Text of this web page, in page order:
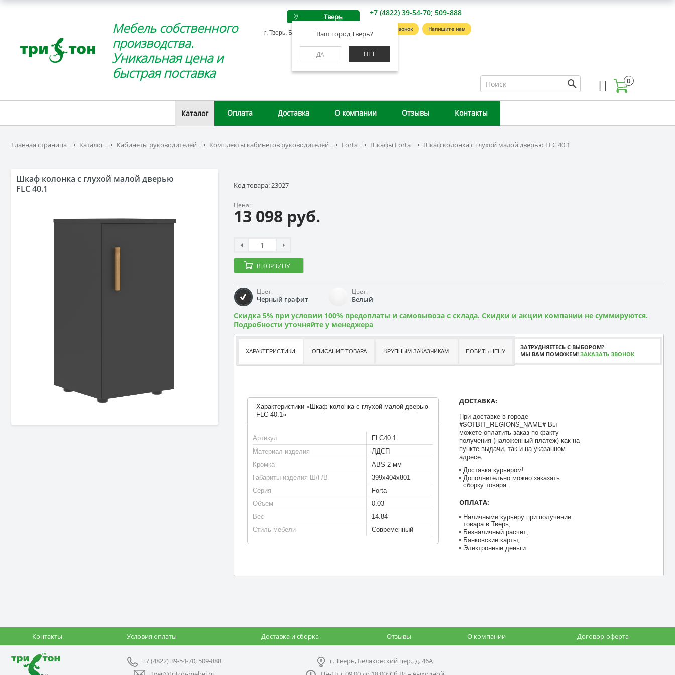
Мебель собственного
производства.
Уникальная цена и
быстрая поставка
Тверь
Ваш город Тверь?
ДА НЕТ
г. Тверь, Беляковский пер., д. 46А
+7 (4822) 39-54-70; 509-888
Заказать звонок Напишите нам
0
Каталог Оплата Доставка О компании Отзывы Контакты
Главная страница Каталог Кабинеты руководителей Комплекты кабинетов руководителей Forta Шкафы Forta Шкаф колонка с глухой малой дверью FLC 40.1
Шкаф колонка с глухой малой дверью
FLC 40.1
Код товара: 23027
Цена:
13 098 руб.
В КОРЗИНУ
Цвет:
Черный графит
Цвет:
Белый
Скидка 5% при условии 100% предоплаты и самовывоза с склада. Скидки и акции компании не суммируются.
Подробности уточняйте у менеджера
ХАРАКТЕРИСТИКИ ОПИСАНИЕ ТОВАРА КРУПНЫМ ЗАКАЗЧИКАМ ПОБИТЬ ЦЕНУ
ЗАТРУДНЯЕТЕСЬ С ВЫБОРОМ?
МЫ ВАМ ПОМОЖЕМ! ЗАКАЗАТЬ ЗВОНОК
Характеристики «Шкаф колонка с глухой малой дверью
FLC 40.1»
Артикул
FLC40.1
Материал изделия
ЛДСП
Кромка
ABS 2 мм
Габариты изделия Ш/Г/В
399х404х801
Серия
Forta
Объем
0.03
Вес
14.84
Стиль мебели
Современный
ДОСТАВКА:
При доставке в городе
#SOTBIT_REGIONS_NAME# Вы
можете оплатить заказ по факту
получения (наложенный платеж) как на
пункте выдачи, так и на указанном
адресе.
Доставка курьером!
Дополнительно можно заказать
сборку товара.
ОПЛАТА:
Наличными курьеру при получении
товара в Тверь;
Безналичный расчет;
Банковские карты;
Электронные деньги.
Контакты Условия оплаты Доставка и сборка Отзывы О компании Договор-оферта
+7 (4822) 39-54-70; 509-888
г. Тверь, Беляковский пер., д. 46А